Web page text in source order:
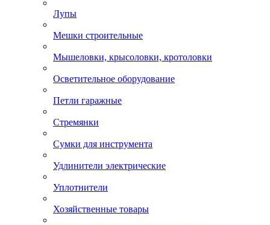
Лупы
Мешки строительные
Мышеловки, крысоловки, кротоловки
Осветительное оборудование
Петли гаражные
Стремянки
Сумки для инструмента
Удлинители электрические
Уплотнители
Хозяйственные товары